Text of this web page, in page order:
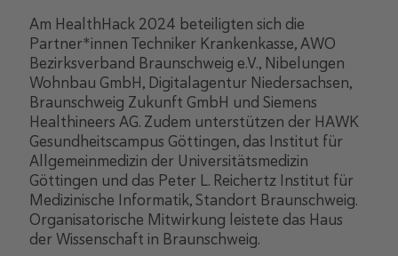
Am HealthHack 2024 beteiligten sich die
Partner*innen Techniker Krankenkasse, AWO
Bezirksverband Braunschweig e.V., Nibelungen
Wohnbau GmbH, Digitalagentur Niedersachsen,
Braunschweig Zukunft GmbH und Siemens
Healthineers AG. Zudem unterstützen der HAWK
Gesundheitscampus Göttingen, das Institut für
Allgemeinmedizin der Universitätsmedizin
Göttingen und das Peter L. Reichertz Institut für
Medizinische Informatik, Standort Braunschweig.
Organisatorische Mitwirkung leistete das Haus
der Wissenschaft in Braunschweig.